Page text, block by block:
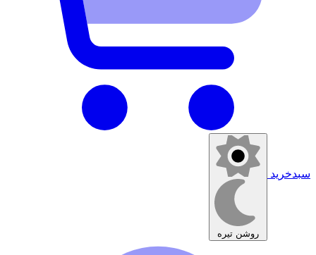
سبدخرید
روشن تیره